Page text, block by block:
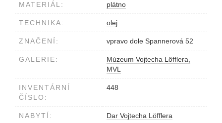
MATERIÁL: plátno
TECHNIKA: olej
ZNAČENÍ: vpravo dole Spannerová 52
GALERIE:
Múzeum Vojtecha Löfflera,
MVL
INVENTÁRNÍ
ČÍSLO:
448
NABYTÍ: Dar Vojtecha Löfflera